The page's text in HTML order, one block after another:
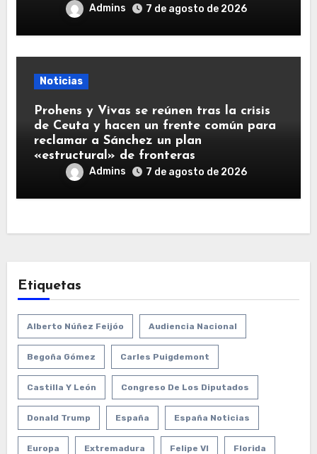
Admins 7 de agosto de 2026
Noticias
Prohens y Vivas se reúnen tras la crisis
de Ceuta y hacen un frente común para
reclamar a Sánchez un plan
«estructural» de fronteras
Admins 7 de agosto de 2026
Etiquetas
Alberto Núñez Feijóo Audiencia Nacional
Begoña Gómez Carles Puigdemont
Castilla Y León Congreso De Los Diputados
Donald Trump España España Noticias
Europa Extremadura Felipe VI Florida